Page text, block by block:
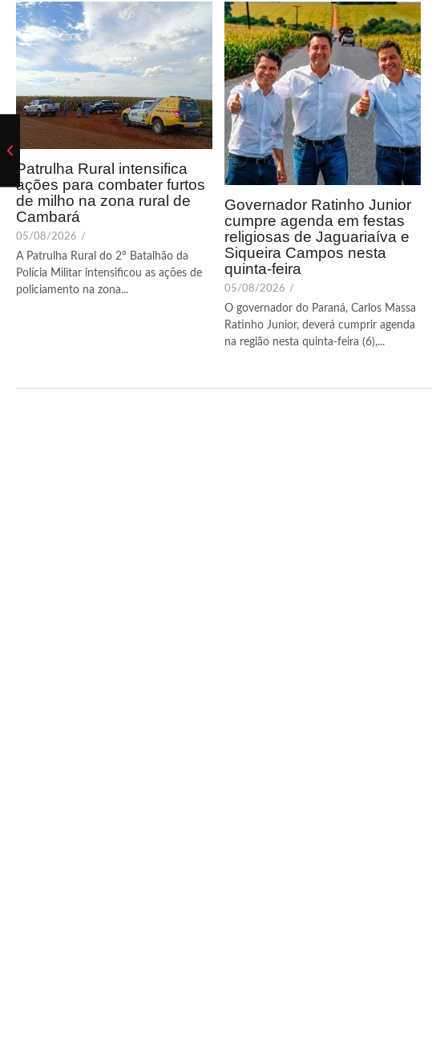
Patrulha Rural intensifica
ações para combater furtos
de milho na zona rural de
Cambará
05/08/2026 /
A Patrulha Rural do 2º Batalhão da
Polícia Militar intensificou as ações de
policiamento na zona...
Governador Ratinho Junior
cumpre agenda em festas
religiosas de Jaguariaíva e
Siqueira Campos nesta
quinta-feira
05/08/2026 /
O governador do Paraná, Carlos Massa
Ratinho Junior, deverá cumprir agenda
na região nesta quinta-feira (6),...